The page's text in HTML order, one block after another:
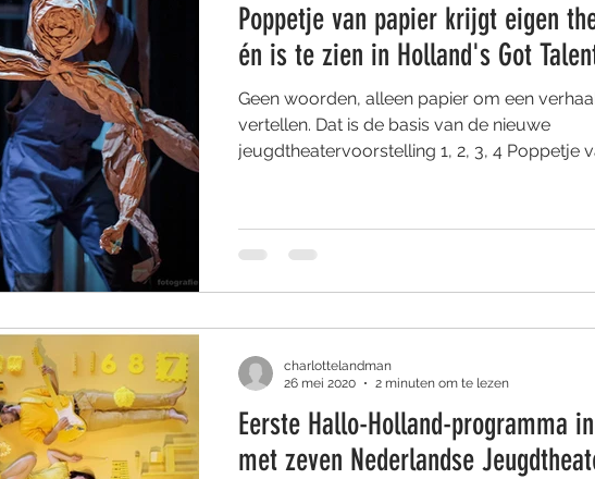
Poppetje van papier krijgt eigen
én is te zien in Holland's Got
Geen woorden, alleen papier om een
vertellen. Dat is de basis van de nieuwe
jeugdtheatervoorstelling 1, 2, 3, 4 Poppetje
Eerste Hallo-Holland-programma
met zeven Nederlandse
charlottelandman
26 mei 2020
2 minuten om te lezen